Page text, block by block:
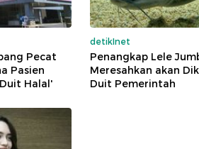
Pecat
Pasien
Halal'
detikInet
Penangkap Lele
Meresahkan akan
Duit Pemerintah